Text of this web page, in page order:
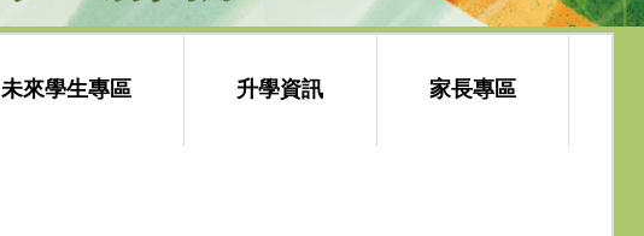
未來學生專區 升學資訊 家長專區